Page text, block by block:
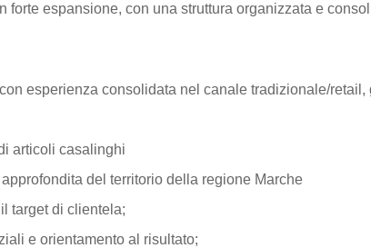
forte espansione, con una struttura organizzata e
esperienza consolidata nel canale tradizionale/
articoli casalinghi
del territorio della regione Marche
target di clientela;
e orientamento al risultato;